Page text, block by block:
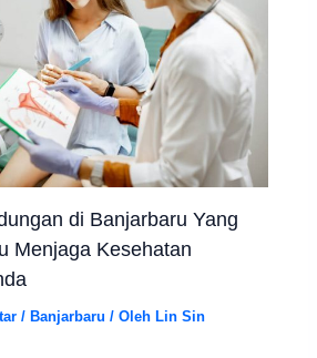
di Banjarbaru Yang
Menjaga Kesehatan
/ Banjarbaru / Oleh Lin Sin